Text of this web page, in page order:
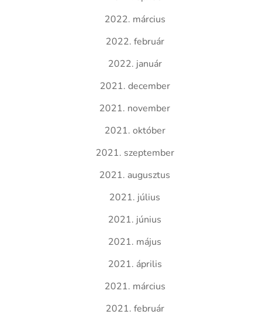
2022. március
2022. február
2022. január
2021. december
2021. november
2021. október
2021. szeptember
2021. augusztus
2021. július
2021. június
2021. május
2021. április
2021. március
2021. február